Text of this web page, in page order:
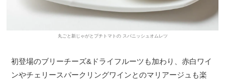
丸ごと新じゃがとプチトマトの スパニッシュオムレツ
初登場のブリーチーズ&ドライフルーツも加わり、赤白ワイ
ンやチェリースパークリングワインとのマリアージュも楽